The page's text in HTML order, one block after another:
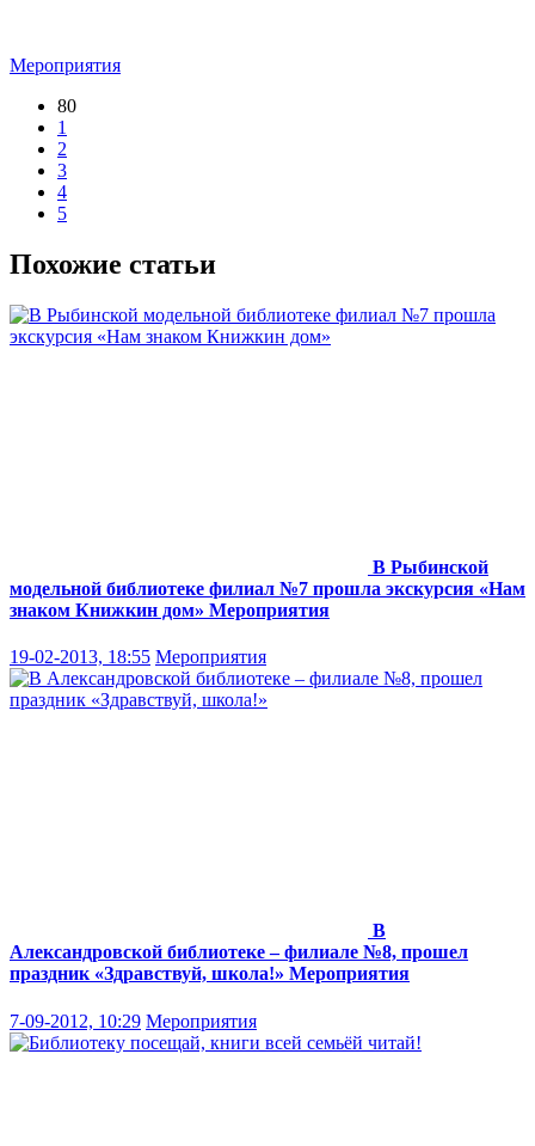
Мероприятия
80
1
2
3
4
5
Похожие статьи
В Рыбинской
модельной библиотеке филиал №7 прошла экскурсия «Нам
знаком Книжкин дом» Мероприятия
19-02-2013, 18:55 Мероприятия
В
Александровской библиотеке – филиале №8, прошел
праздник «Здравствуй, школа!» Мероприятия
7-09-2012, 10:29 Мероприятия